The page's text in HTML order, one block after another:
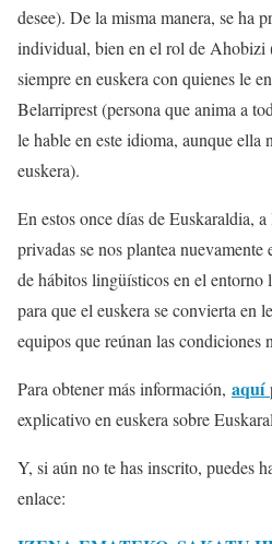
desee). De la misma manera, se ha
individual, bien en el rol de Ahobizi
siempre en euskera con quienes le
Belarriprest (persona que anima a
le hable en este idioma, aunque ella
euskera).
En estos once días de Euskaraldia,
privadas se nos plantea
de hábitos lingüísticos en el entorno
para que el euskera se convierta en
equipos que reúnan las condiciones
Para obtener más información, aquí
explicativo en euskera sobre
Y, si aún no te has inscrito, puedes
enlace: